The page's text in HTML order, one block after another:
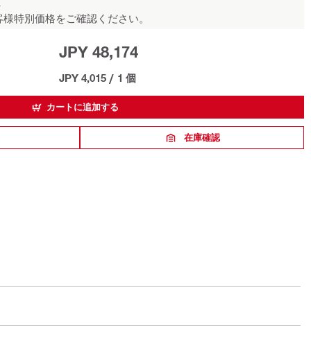
様特別価格をご確認ください。
JPY 48,174
JPY 4,015 / 1 個
カートに追加する
在庫確認